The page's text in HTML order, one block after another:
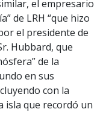
el empresario
de LRH “que hizo
el presidente de
Hubbard, que
de la
en sus
con la
isla que recordó un